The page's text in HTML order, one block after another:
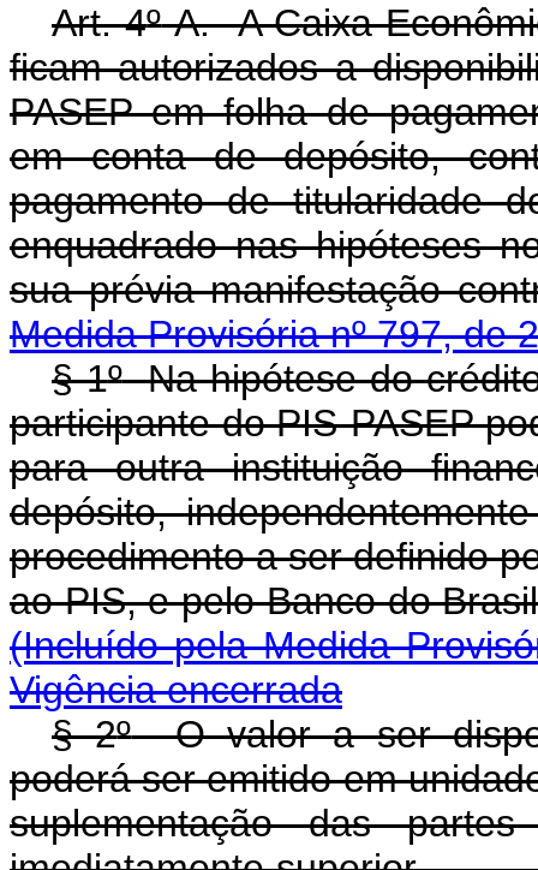
Art. 4º-A. A Caixa
ficam autorizados a
PASEP em folha de
em conta de depósito,
pagamento de titularidade
enquadrado nas hipóteses
sua prévia
Medida Provisória nº 797, de
§ 1ºNa hipótese do
participante do PIS-PASEP
para outra instituição
depósito,
procedimento a ser definido
ao PIS, e pelo Banco do
(Incluído pela Medida
Vigência encerrada
§ 2ºO valor a ser
poderá ser emitido em
suplementação das